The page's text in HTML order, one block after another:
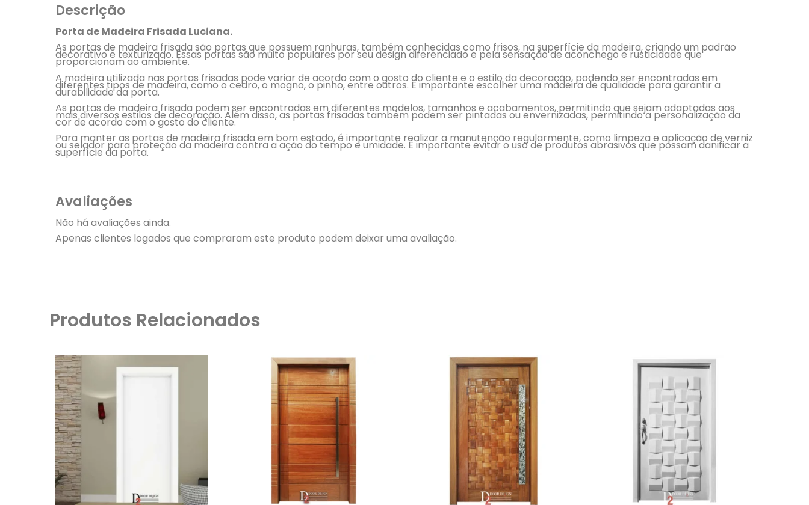
Descrição
Porta de Madeira Frisada Luciana.
As portas de madeira frisada são portas que possuem ranhuras, também conhecidas como frisos, na superfície da madeira, criando um padrão
decorativo e texturizado. Essas portas são muito populares por seu design diferenciado e pela sensação de aconchego e rusticidade que
proporcionam ao ambiente.
A madeira utilizada nas portas frisadas pode variar de acordo com o gosto do cliente e o estilo da decoração, podendo ser encontradas em
diferentes tipos de madeira, como o cedro, o mogno, o pinho, entre outros. É importante escolher uma madeira de qualidade para garantir a
durabilidade da porta.
As portas de madeira frisada podem ser encontradas em diferentes modelos, tamanhos e acabamentos, permitindo que sejam adaptadas aos
mais diversos estilos de decoração. Além disso, as portas frisadas também podem ser pintadas ou envernizadas, permitindo a personalização da
cor de acordo com o gosto do cliente.
Para manter as portas de madeira frisada em bom estado, é importante realizar a manutenção regularmente, como limpeza e aplicação de verniz
ou selador para proteção da madeira contra a ação do tempo e umidade. É importante evitar o uso de produtos abrasivos que possam danificar a
superfície da porta.
Avaliações
Não há avaliações ainda.
Apenas clientes logados que compraram este produto podem deixar uma avaliação.
Produtos Relacionados